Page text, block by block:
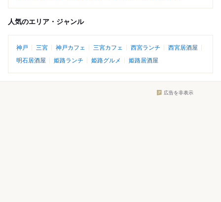
人気のエリア・ジャンル
神戸 三宮 神戸カフェ 三宮カフェ 西宮ランチ
西宮居酒屋
明石居酒屋
姫路ランチ 姫路グルメ 姫路居酒屋
広告を非表示